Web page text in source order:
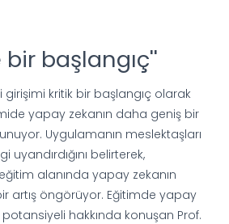
başlangıç''
girişimi kritik bir başlangıç olarak
yapay zekanın daha geniş bir
Uygulamanın meslektaşları
uyandırdığını belirterek,
alanında yapay zekanın
artış öngörüyor. Eğitimde yapay
hakkında konuşan Prof.